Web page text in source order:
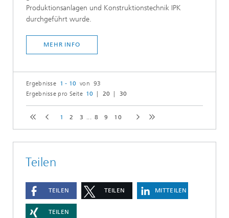
Produktionsanlagen und Konstruktionstechnik IPK
durchgeführt wurde.
MEHR INFO
Ergebnisse 1 - 10 von 93
Ergebnisse pro Seite 10 20 30
1 2 3 ... 8 9 10
Teilen
TEILEN TEILEN MITTEILEN
TEILEN